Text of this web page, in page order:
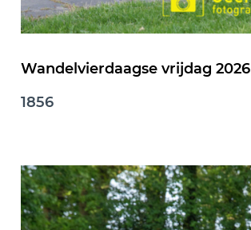
Wandelvierdaagse vrijdag 2026
1856